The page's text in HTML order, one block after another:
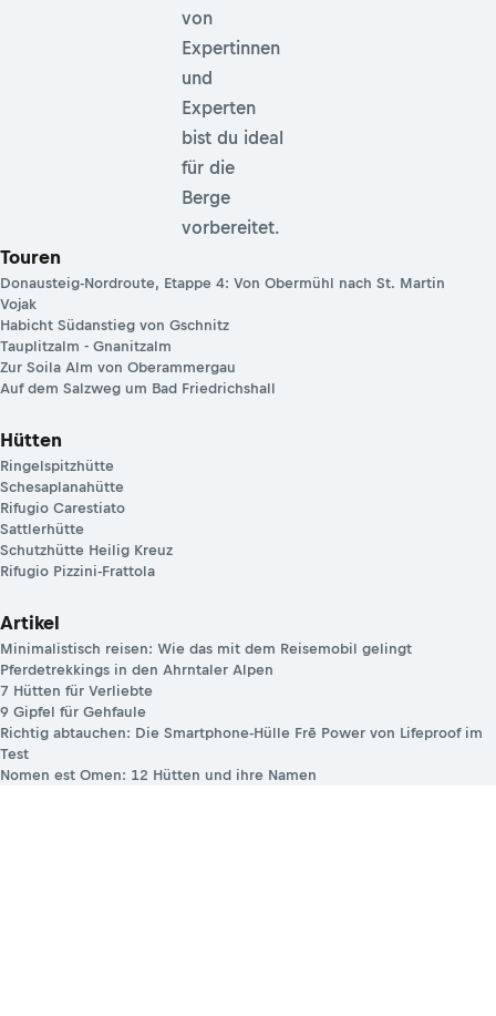
von
Expertinnen
und
Experten
bist du ideal
für die
Berge
vorbereitet.
Touren
Donausteig-Nordroute, Etappe 4: Von Obermühl nach St. Martin
Vojak
Habicht Südanstieg von Gschnitz
Tauplitzalm - Gnanitzalm
Zur Soila Alm von Oberammergau
Auf dem Salzweg um Bad Friedrichshall
Hütten
Ringelspitzhütte
Schesaplanahütte
Rifugio Carestiato
Sattlerhütte
Schutzhütte Heilig Kreuz
Rifugio Pizzini-Frattola
Artikel
Minimalistisch reisen: Wie das mit dem Reisemobil gelingt
Pferdetrekkings in den Ahrntaler Alpen
7 Hütten für Verliebte
9 Gipfel für Gehfaule
Richtig abtauchen: Die Smartphone-Hülle Frē Power von Lifeproof im
Test
Nomen est Omen: 12 Hütten und ihre Namen